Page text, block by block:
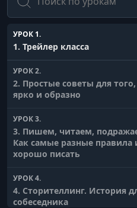
УРОК 1.
1. Трейлер класса
УРОК 2.
2. Простые советы для
ярко и образно
УРОК 3.
3. Пишем, читаем,
Как самые разные
хорошо писать
УРОК 4.
4. Сторителлинг. История
собеседника